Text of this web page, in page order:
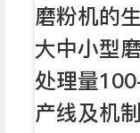
磨粉机的
大中小型
处理量
产线及机